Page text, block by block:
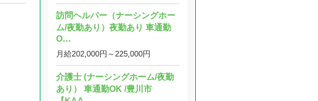
訪問ヘルパー（ナーシングホー
ム/夜勤あり）夜勤あり 車通勤
O…
月給202,000円～225,000円
介護士 (ナーシングホーム/夜勤
あり） 車通勤OK /豊川市